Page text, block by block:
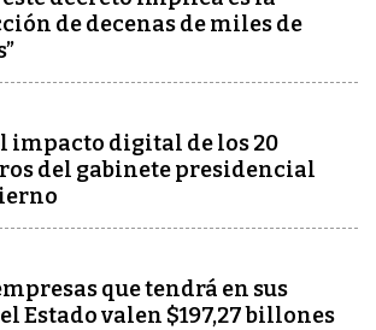
de decenas de miles de
impacto digital de los 20
del gabinete presidencial
que tendrá en sus
Estado valen $197,27 billones